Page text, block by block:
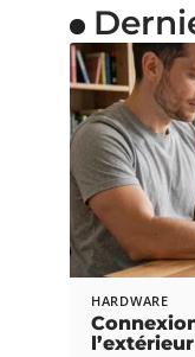
HARDWARE